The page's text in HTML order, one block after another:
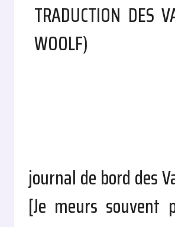
TRADUCTION DES
WOOLF)
journal de bord des
[Je meurs souvent